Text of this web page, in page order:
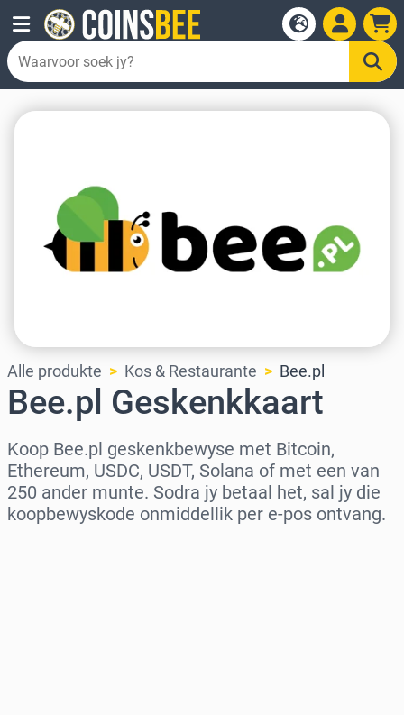
Alle produkte Kos & Restaurante Bee.pl
Bee.pl Geskenkkaart
Koop Bee.pl geskenkbewyse met Bitcoin,
Ethereum, USDC, USDT, Solana of met een van
250 ander munte. Sodra jy betaal het, sal jy die
koopbewyskode onmiddellik per e-pos ontvang.